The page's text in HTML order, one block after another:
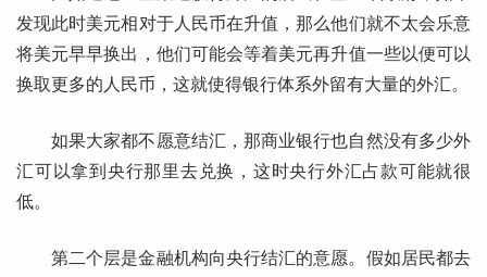
发现此时美元相对于人民币在升值，那么他们就不太会乐意
将美元早早换出，他们可能会等着美元再升值一些以便可以
换取更多的人民币，这就使得银行体系外留有大量的外汇。
如果大家都不愿意结汇，那商业银行也自然没有多少外
汇可以拿到央行那里去兑换，这时央行外汇占款可能就很
低。
第二个层是金融机构向央行结汇的意愿。假如居民都去